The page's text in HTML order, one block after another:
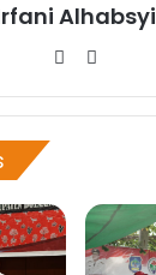
Alhabsyi
W
sit bo